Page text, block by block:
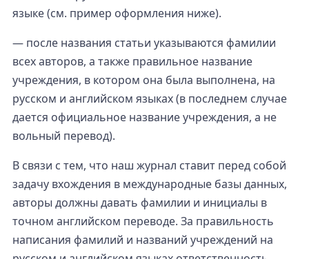
языке (см. пример оформления ниже).
— после названия статьи указываются фамилии
всех авторов, а также правильное название
учреждения, в котором она была выполнена, на
русском и английском языках (в последнем случае
дается официальное название учреждения, а не
вольный перевод).
В связи с тем, что наш журнал ставит перед собой
задачу вхождения в международные базы данных,
авторы должны давать фамилии и инициалы в
точном английском переводе. За правильность
написания фамилий и названий учреждений на